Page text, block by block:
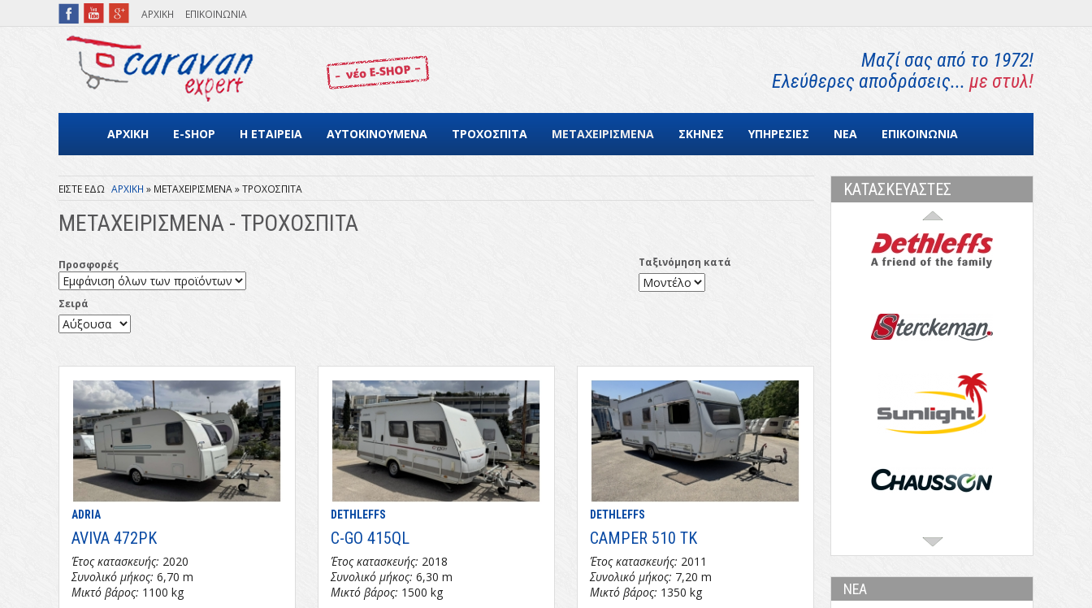
Παράκαμψη προς το κυρίως περιεχόμενο
ΑΡΧΙΚΗ ΕΠΙΚΟΙΝΩΝΙΑ
Μαζί σας από το 1972!
Ελεύθερες αποδράσεις... με στυλ!
ΑΡΧΙΚΗ E-SHOP Η ΕΤΑΙΡΕΙΑ ΑΥΤΟΚΙΝΟΥΜΕΝΑ ΤΡΟΧΟΣΠΙΤΑ ΜΕΤΑΧΕΙΡΙΣΜΕΝΑ ΣΚΗΝΕΣ ΥΠΗΡΕΣΙΕΣ ΝΕΑ ΕΠΙΚΟΙΝΩΝΙΑ
Είστε εδώ
ΑΡΧΙΚΗ ΜΕΤΑΧΕΙΡΙΣΜΕΝΑ ΤΡΟΧΟΣΠΙΤΑ
ΜΕΤΑΧΕΙΡΙΣΜΕΝΑ - ΤΡΟΧΟΣΠΙΤΑ
Προσφορές Ταξινόμηση κατά
Σειρά
ADRIA
AVIVA 472PK
Έτος κατασκευής: 2020
Συνολικό μήκος: 6,70 m
Μικτό βάρος: 1100 kg
DETHLEFFS
C-GO 415QL
Έτος κατασκευής: 2018
Συνολικό μήκος: 6,30 m
Μικτό βάρος: 1500 kg
DETHLEFFS
CAMPER 510 TK
Έτος κατασκευής: 2011
Συνολικό μήκος: 7,20 m
Μικτό βάρος: 1350 kg
Σελίδες
ΚΑΤΑΣΚΕΥΑΣΤΕΣ
ΝΕΑ